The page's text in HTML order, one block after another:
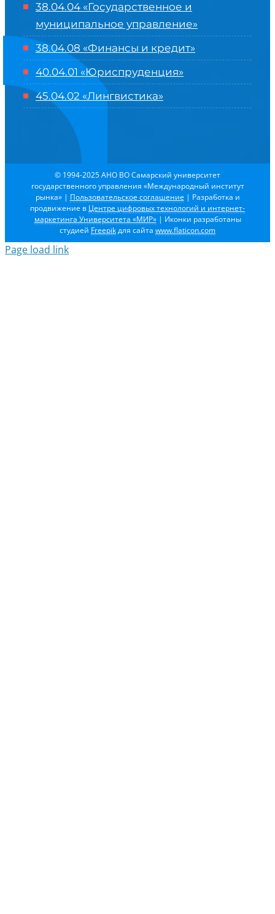
38.04.04 «Государственное и
муниципальное управление»
38.04.08 «Финансы и кредит»
40.04.01 «Юриспруденция»
45.04.02 «Лингвистика»
© 1994-2025 АНО ВО Самарский университет
государственного управления «Международный институт
рынка» | Пользовательское соглашение | Разработка и
продвижение в Центре цифровых технологий и интернет-
маркетинга Университета «МИР»| Иконки разработаны
студией Freepikдля сайта www.flaticon.com
Page load link